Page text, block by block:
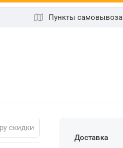
Пункты самовывоза
скидки
Доставка